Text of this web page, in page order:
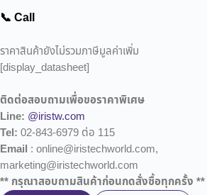
📞 Call
ราคาสินค้ายังไม่รวมภาษีมูลค่าเพิ่ม
[display_datasheet]
ติดต่อสอบถามเพื่อขอราคาพิเศษ
Line: @iristw.com
Tel: 02-843-6979 ต่อ 115
Email : online@iristechworld.com,
marketing@iristechworld.com
** กรุณาสอบถามสินค้าก่อนกดสั่งซื้อทุกครั้ง **